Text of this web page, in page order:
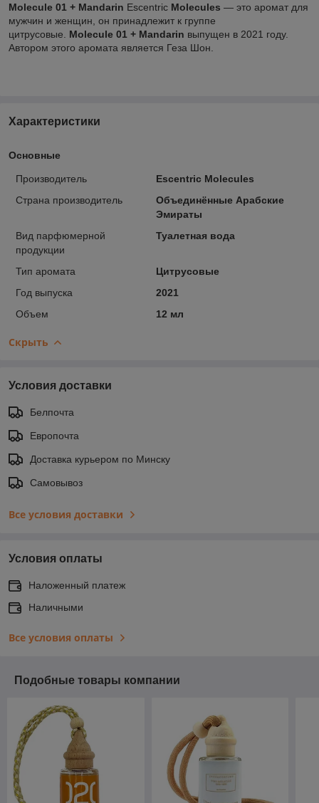
Molecule 01 + Mandarin Escentric Molecules — это аромат для
мужчин и женщин, он принадлежит к группе
цитрусовые. Molecule 01 + Mandarin выпущен в 2021 году.
Автором этого аромата является Геза Шон.
Характеристики
Основные
Производитель
Escentric Molecules
Страна производитель
Объединённые Арабские
Эмираты
Вид парфюмерной
продукции
Туалетная вода
Тип аромата
Цитрусовые
Год выпуска
2021
Объем
12 мл
Скрыть
Условия доставки
Белпочта
Европочта
Доставка курьером по Минску
Самовывоз
Все условия доставки
Условия оплаты
Наложенный платеж
Наличными
Все условия оплаты
Подобные товары компании